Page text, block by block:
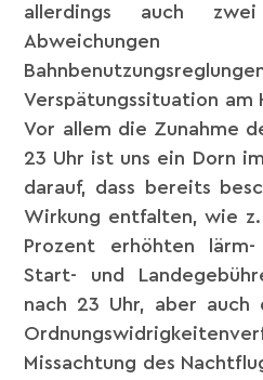
allerdings auch
Verspätungssituation am
Vor allem die Zunahme
23 Uhr ist uns ein Dorn
darauf, dass bereits
Wirkung entfalten, wie
Prozent erhöhten
Start- und
nach 23 Uhr, aber auch
Missachtung des